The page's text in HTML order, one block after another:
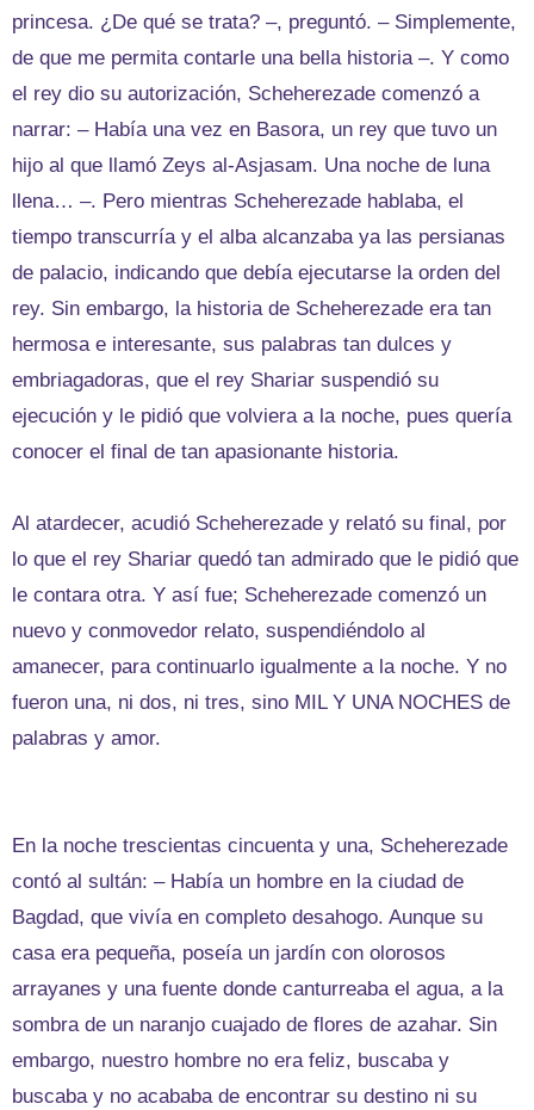
princesa. ¿De qué se trata? –, preguntó. – Simplemente,
de que me permita contarle una bella historia –. Y como
el rey dio su autorización, Scheherezade comenzó a
narrar: – Había una vez en Basora, un rey que tuvo un
hijo al que llamó Zeys al-Asjasam. Una noche de luna
llena… –. Pero mientras Scheherezade hablaba, el
tiempo transcurría y el alba alcanzaba ya las persianas
de palacio, indicando que debía ejecutarse la orden del
rey. Sin embargo, la historia de Scheherezade era tan
hermosa e interesante, sus palabras tan dulces y
embriagadoras, que el rey Shariar suspendió su
ejecución y le pidió que volviera a la noche, pues quería
conocer el final de tan apasionante historia.
Al atardecer, acudió Scheherezade y relató su final, por
lo que el rey Shariar quedó tan admirado que le pidió que
le contara otra. Y así fue; Scheherezade comenzó un
nuevo y conmovedor relato, suspendiéndolo al
amanecer, para continuarlo igualmente a la noche. Y no
fueron una, ni dos, ni tres, sino MIL Y UNA NOCHES de
palabras y amor.
En la noche trescientas cincuenta y una, Scheherezade
contó al sultán: – Había un hombre en la ciudad de
Bagdad, que vivía en completo desahogo. Aunque su
casa era pequeña, poseía un jardín con olorosos
arrayanes y una fuente donde canturreaba el agua, a la
sombra de un naranjo cuajado de flores de azahar. Sin
embargo, nuestro hombre no era feliz, buscaba y
buscaba y no acababa de encontrar su destino ni su